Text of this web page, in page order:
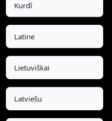
Kurdî
Latine
Lietuviškai
Latviešu